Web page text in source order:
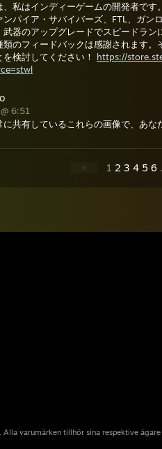
、私はインディーゲームの開発者です。
ンパイア・サバイバーズ、FTL、ガン
武器のアップグレードでスピードラン
類のフィードバックは感謝されます
を検討してください！ https://
6:51
に共有しているこれらの画像で、あな
< 1 2 3 4 5 6
varumärken tillhör sina respektive ägare